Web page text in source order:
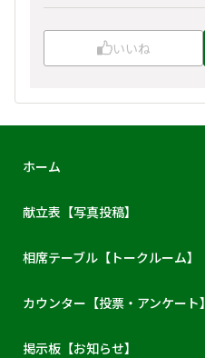
いいね
ホーム
献立表【写真投稿】
相席テーブル【トークルーム】
カウンター【投票・アンケート】
掲示板【お知らせ】